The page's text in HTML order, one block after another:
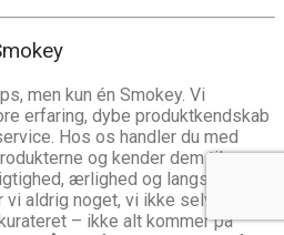
men kun én Smokey. Vi
erfaring, dybe produktkendskab
Hos os handler du med
og kender dem til
ærlighed og langsigtede
aldrig noget, vi ikke selv ville
– ikke alt kommer på